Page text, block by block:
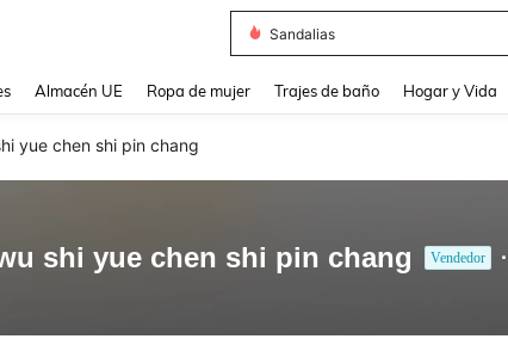
Sandalias
Almacén UE Ropa de mujer Trajes de baño Hogar y Vida
yue chen shi pin chang
shi yue chen shi pin chang Vendedor